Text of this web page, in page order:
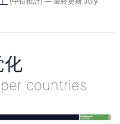
化
countries